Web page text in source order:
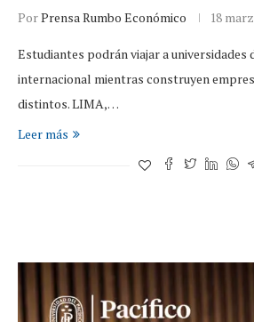
PorPrensa Rumbo Económico 18
Estudiantes podrán viajar a universidades
internacional mientras construyen
distintos. LIMA,…
Leer más